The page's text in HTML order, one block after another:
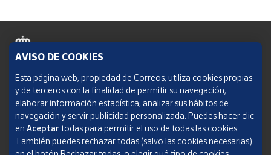
Política de cookies
Aviso legal
Condiciones del servicio
Política de Privacidad Web
AVISO DE COOKIES
Esta página web, propiedad de Correos, utiliza cookies propias
y de terceros con la finalidad de permitir su navegación,
elaborar información estadística, analizar sus hábitos de
navegación y servir publicidad personalizada. Puedes hacer clic
en Aceptar todas para permitir el uso de todas las cookies.
También puedes rechazar todas (salvo las cookies necesarias)